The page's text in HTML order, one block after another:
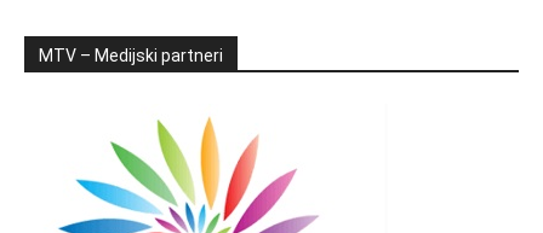
MTV – Medijski partneri